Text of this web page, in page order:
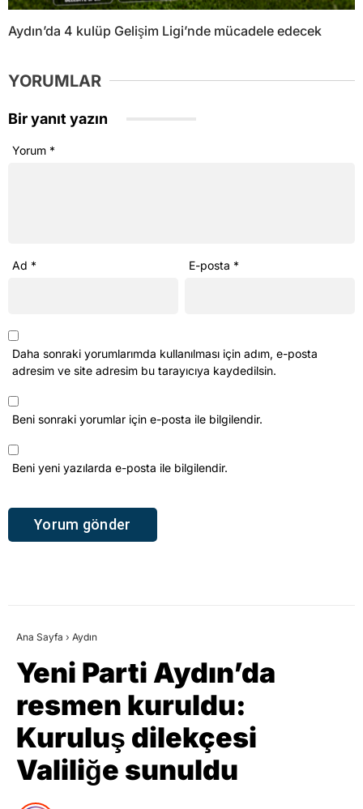
Aydın’da 4 kulüp Gelişim Ligi’nde mücadele edecek
YORUMLAR
Bir yanıt yazın
Yorum *
Ad * E-posta *
Daha sonraki yorumlarımda kullanılması için adım, e-posta
adresim ve site adresim bu tarayıcıya kaydedilsin.
Beni sonraki yorumlar için e-posta ile bilgilendir.
Beni yeni yazılarda e-posta ile bilgilendir.
Ana Sayfa › Aydın
Yeni Parti Aydın’da
resmen kuruldu:
Kuruluş dilekçesi
Valiliğe sunuldu